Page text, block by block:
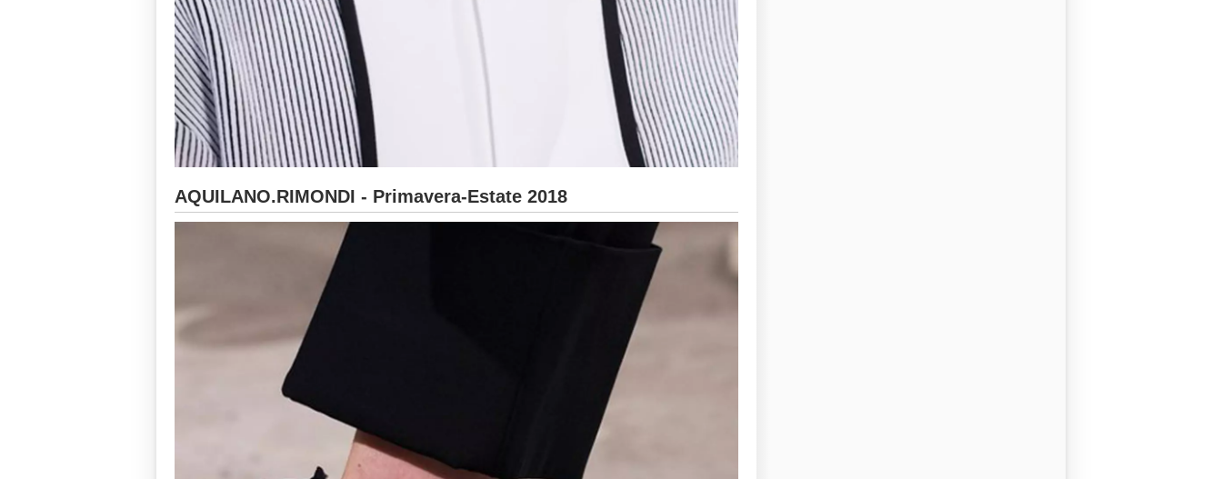
AQUILANO.RIMONDI - Primavera-Estate 2018